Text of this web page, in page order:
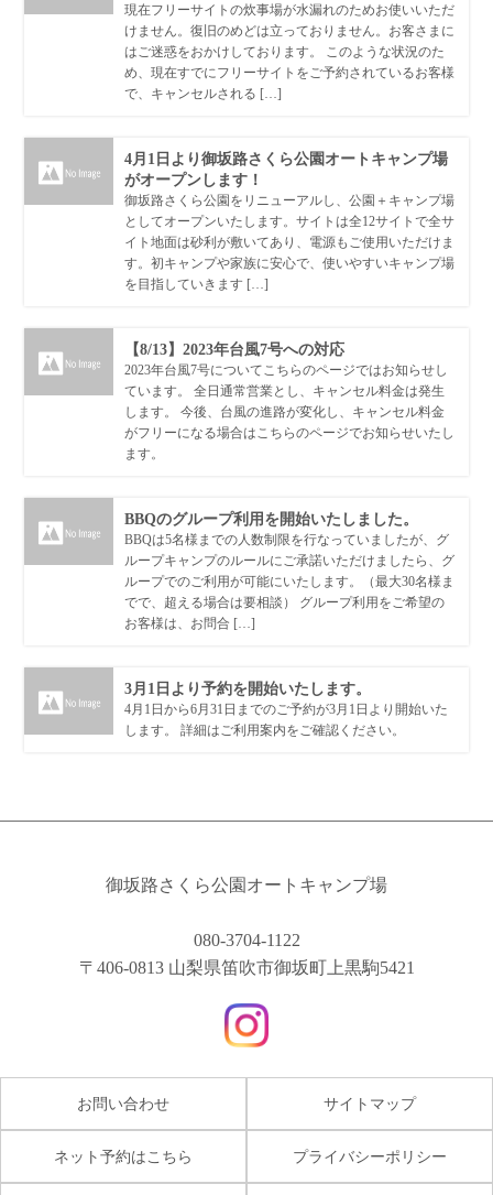
現在フリーサイトの炊事場が水漏れのためお使いいただ
けません。復旧のめどは立っておりません。お客さまに
はご迷惑をおかけしております。 このような状況のた
め、現在すでにフリーサイトをご予約されているお客様
で、キャンセルされる […]
4月1日より御坂路さくら公園オートキャンプ場
がオープンします！
御坂路さくら公園をリニューアルし、公園＋キャンプ場
としてオープンいたします。サイトは全12サイトで全サ
イト地面は砂利が敷いてあり、電源もご使用いただけま
す。初キャンプや家族に安心で、使いやすいキャンプ場
を目指していきます […]
【8/13】2023年台風7号への対応
2023年台風7号についてこちらのページではお知らせし
ています。 全日通常営業とし、キャンセル料金は発生
します。 今後、台風の進路が変化し、キャンセル料金
がフリーになる場合はこちらのページでお知らせいたし
ます。
BBQのグループ利用を開始いたしました。
BBQは5名様までの人数制限を行なっていましたが、グ
ループキャンプのルールにご承諾いただけましたら、グ
ループでのご利用が可能にいたします。（最大30名様ま
でで、超える場合は要相談） グループ利用をご希望の
お客様は、お問合 […]
3月1日より予約を開始いたします。
4月1日から6月31日までのご予約が3月1日より開始いた
します。 詳細はご利用案内をご確認ください。
御坂路さくら公園オートキャンプ場
080-3704-1122
〒406-0813 山梨県笛吹市御坂町上黒駒5421
お問い合わせ サイトマップ
ネット予約はこちら プライバシーポリシー